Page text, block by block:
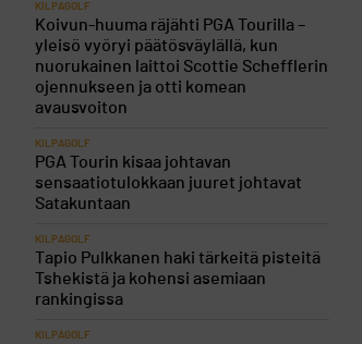
KILPAGOLF
Koivun-huuma räjähti PGA Tourilla –
yleisö vyöryi päätösväylällä, kun
nuorukainen laittoi Scottie Schefflerin
ojennukseen ja otti komean
avausvoiton
KILPAGOLF
PGA Tourin kisaa johtavan
sensaatiotulokkaan juuret johtavat
Satakuntaan
KILPAGOLF
Tapio Pulkkanen haki tärkeitä pisteitä
Tshekistä ja kohensi asemiaan
rankingissa
KILPAGOLF